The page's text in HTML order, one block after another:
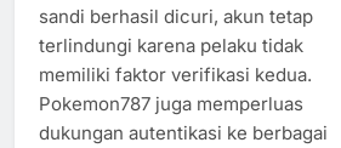
sandi berhasil dicuri, akun tetap
terlindungi karena pelaku tidak
memiliki faktor verifikasi kedua.
Pokemon787 juga memperluas
dukungan autentikasi ke berbagai